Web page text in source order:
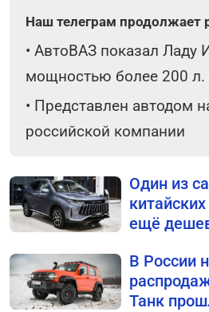
Наш телеграм продолжает
• АвтоВАЗ показал Ладу
мощностью более 200 л.
• Представлен автодом
российской компании
Один из
ещё
В России
Танк